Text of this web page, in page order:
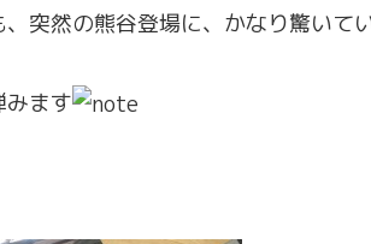
、突然の熊谷登場に、かなり驚いて
みます